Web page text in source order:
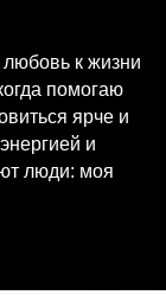
к жизни
помогаю
ярче и
и
люди: моя